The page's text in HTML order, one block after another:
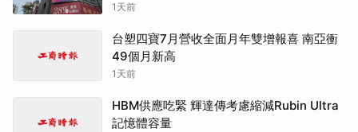
1天前
台塑四寶7月營收全面月年雙增報喜 南亞衝
49個月新高
1天前
HBM供應吃緊 輝達傳考慮縮減Rubin Ultra
記憶體容量